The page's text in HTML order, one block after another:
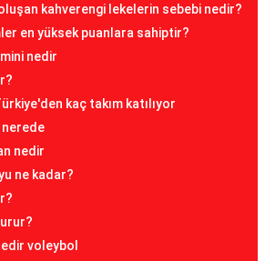
kahverengi lekelerin sebebi nedir?
en yüksek puanlara sahiptir?
nedir
kaç takım katılıyor
nerede
nedir
ne kadar?
voleybol